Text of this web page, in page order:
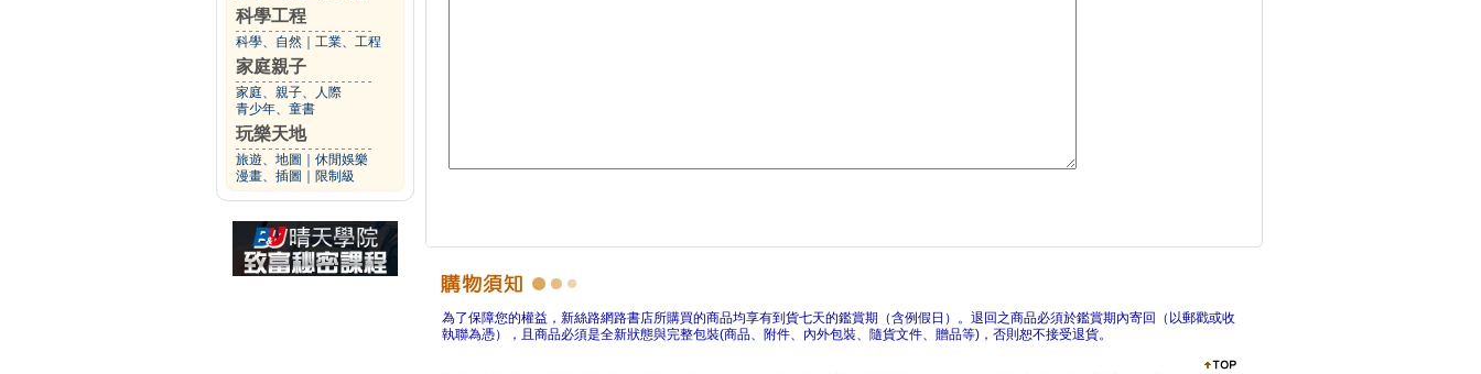
科學工程
科學、自然 工業、工程
家庭親子
家庭、親子、人際
青少年、童書
玩樂天地
旅遊、地圖
休閒娛樂
漫畫、插圖
限制級
為了保障您的權益，新絲路網路書店所購買的商品均享有到貨七天的鑑賞期（含例假日）。退回之商品必須於鑑賞期內寄回（以郵戳或收
執聯為憑），且商品必須是全新狀態與完整包裝(商品、附件、內外包裝、隨貨文件、贈品等)，否則恕不接受退貨。